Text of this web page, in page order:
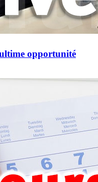
opportunité